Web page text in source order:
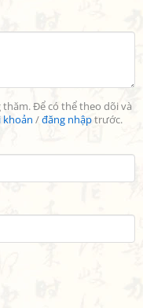
thăm. Để có thể theo dõi và
khoản /đăng nhậptrước.